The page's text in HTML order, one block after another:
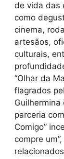
de vida das
como
cinema,
artesãos,
culturais,
“Olhar da
flagrados
Guilhermina
parceria
Comigo”
compre